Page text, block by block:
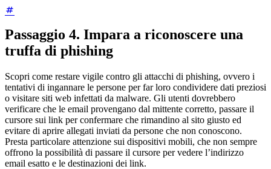
Passaggio 4. Impara a riconoscere una
truffa di phishing
Scopri come restare vigile contro gli attacchi di phishing, ovvero i
tentativi di ingannare le persone per far loro condividere dati preziosi
o visitare siti web infettati da malware. Gli utenti dovrebbero
verificare che le email provengano dal mittente corretto, passare il
cursore sui link per confermare che rimandino al sito giusto ed
evitare di aprire allegati inviati da persone che non conoscono.
Presta particolare attenzione sui dispositivi mobili, che non sempre
offrono la possibilità di passare il cursore per vedere l’indirizzo
email esatto e le destinazioni dei link.